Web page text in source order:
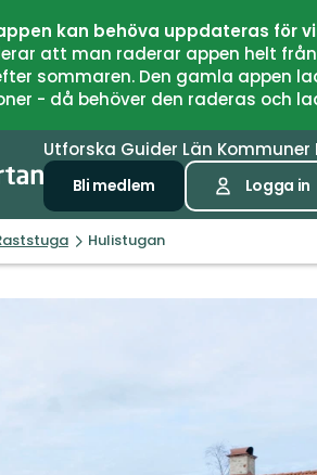
kan behöva uppdateras för
att man raderar appen helt
sommaren. Den gamla
- då behöver den raderas och
Utforska Guider Län Kommuner
Bli medlem Logga in
Hulistugan